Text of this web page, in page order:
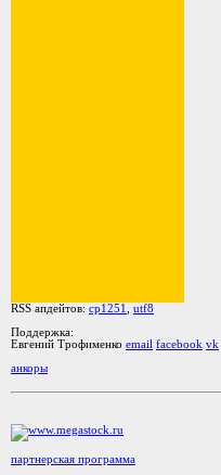
RSS апдейтов: cp1251
utf8
Поддержка:
Евгений Трофименко email facebook vk
анкоры
партнерская программа